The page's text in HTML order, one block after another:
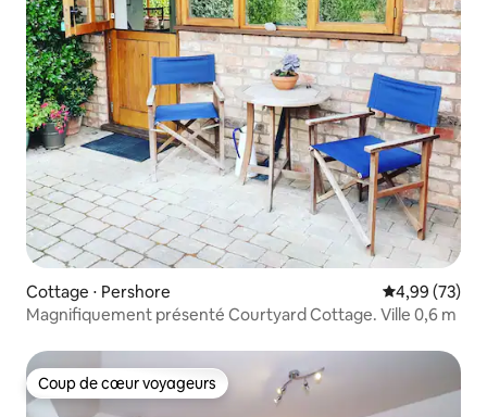
Cottage ⋅ Pershore Évaluation
4,99 (73)
Magnifiquement présenté Courtyard Cottage. Ville 0,6 m
Coup de cœur voyageurs
Coup de cœur voyageurs